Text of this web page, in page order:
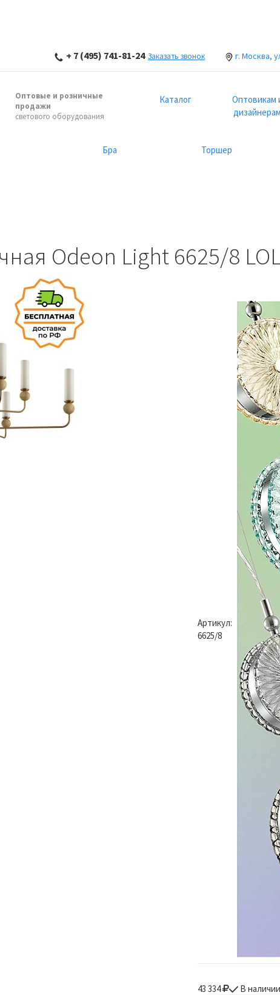
+ 7 (495) 741-81-24 Заказать звонок г. Москва,
Оптовые и розничные
продажи
светового оборудования
Каталог
Оптовикам
дизайнерам
Бра Торшер
Odeon Light 6625/8
Артикул:
6625/8
43 334
В наличии